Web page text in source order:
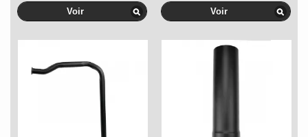
Voir
Voir